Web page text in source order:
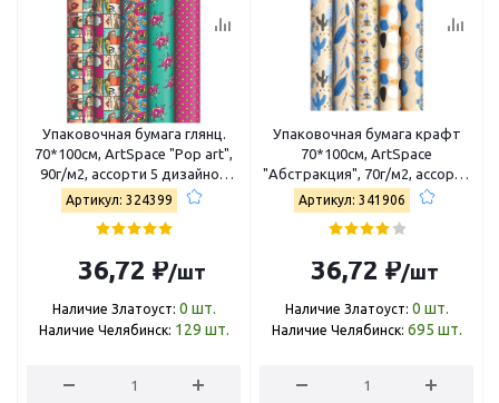
Упаковочная бумага глянц.
70*100см, ArtSpace "Pop art",
90г/м2, ассорти 5 дизайнов
М100_40609
Артикул: 324399
36,72 ₽/шт
Наличие Златоуст: 0 шт.
Наличие Челябинск: 129 шт.
Упаковочная бумага крафт
70*100см, ArtSpace
"Абстракция", 70г/м2, ассорти
5 дизайнов К100_46615
Артикул: 341906
36,72 ₽/шт
Наличие Златоуст: 0 шт.
Наличие Челябинск: 695 шт.